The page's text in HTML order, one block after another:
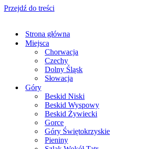
Przejdź do treści
Strona główna
Miejsca
Chorwacja
Czechy
Dolny Śląsk
Słowacja
Góry
Beskid Niski
Beskid Wyspowy
Beskid Żywiecki
Gorce
Góry Świętokrzyskie
Pieniny